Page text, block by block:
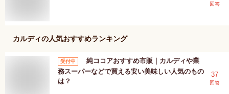
回答
カルディの人気おすすめランキング
受付中
純ココアおすすめ市販｜カルディや業
務スーパーなどで買える安い美味しい人気のもの
は？
37
回答